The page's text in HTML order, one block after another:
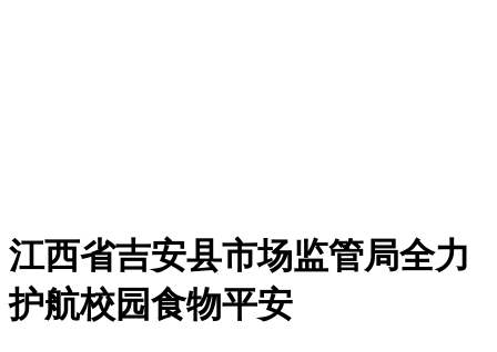
江西省吉安县市场监管局全力
护航校园食物平安